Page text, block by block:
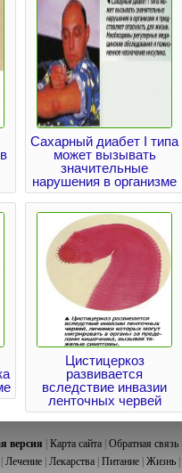
Сахарный диабет I типа
может вызывать
значительные
нарушения в организме
Цистицеркоз
развивается
вследствие инвазии
ленточных червей
версия Карта сайта Обратная связь
Лечение Лекарства Питание Жизнь